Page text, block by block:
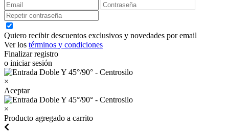
Quiero recibir descuentos exclusivos y novedades por email
Ver los términos y condiciones
Finalizar registro
o iniciar sesión
×
Aceptar
×
Producto agregado a carrito